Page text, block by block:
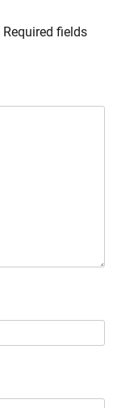
Required fields